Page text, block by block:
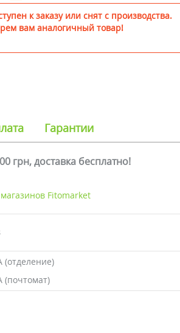
к заказу или снят с производства.
вам аналогичный товар!
Гарантии
грн, доставка бесплатно!
Fitomarket